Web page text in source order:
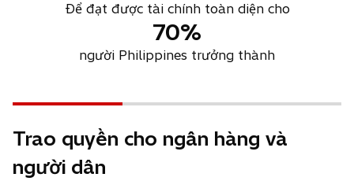
Để đạt được tài chính toàn diện cho
70%
người Philippines trưởng thành
Trao quyền cho ngân hàng và
người dân